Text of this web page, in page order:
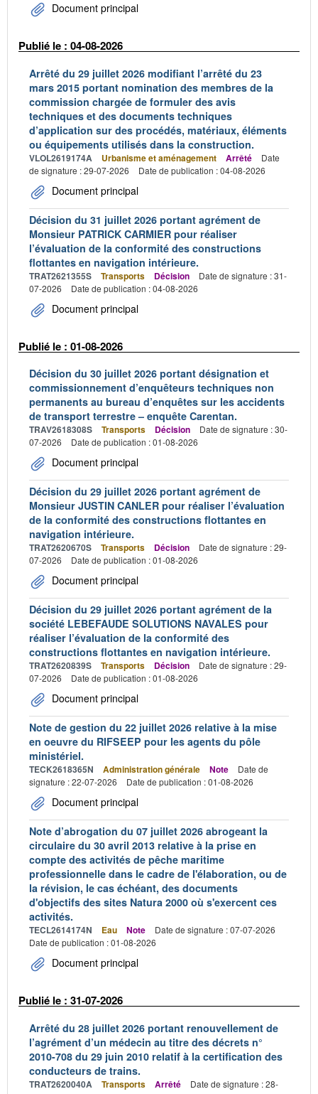
Document principal
Publié le : 04-08-2026
Arrêté du 29 juillet 2026 modifiant l’arrêté du 23
mars 2015 portant nomination des membres de la
commission chargée de formuler des avis
techniques et des documents techniques
d’application sur des procédés, matériaux, éléments
ou équipements utilisés dans la construction.
VLOL2619174A Urbanisme et aménagement Arrêté
Date
de signature : 29-07-2026
Date de publication : 04-08-2026
Document principal
Décision du 31 juillet 2026 portant agrément de
Monsieur PATRICK CARMIER pour réaliser
l’évaluation de la conformité des constructions
flottantes en navigation intérieure.
TRAT2621355S Transports Décision
Date de signature : 31-
07-2026
Date de publication : 04-08-2026
Document principal
Publié le : 01-08-2026
Décision du 30 juillet 2026 portant désignation et
commissionnement d’enquêteurs techniques non
permanents au bureau d’enquêtes sur les accidents
de transport terrestre – enquête Carentan.
TRAV2618308S Transports Décision
Date de signature : 30-
07-2026
Date de publication : 01-08-2026
Document principal
Décision du 29 juillet 2026 portant agrément de
Monsieur JUSTIN CANLER pour réaliser l’évaluation
de la conformité des constructions flottantes en
navigation intérieure.
TRAT2620670S Transports Décision
Date de signature : 29-
07-2026
Date de publication : 01-08-2026
Document principal
Décision du 29 juillet 2026 portant agrément de la
société LEBEFAUDE SOLUTIONS NAVALES pour
réaliser l’évaluation de la conformité des
constructions flottantes en navigation intérieure.
TRAT2620839S Transports Décision
Date de signature : 29-
07-2026
Date de publication : 01-08-2026
Document principal
Note de gestion du 22 juillet 2026 relative à la mise
en oeuvre du RIFSEEP pour les agents du pôle
ministériel.
TECK2618365N Administration générale Note
Date de
signature : 22-07-2026
Date de publication : 01-08-2026
Document principal
Note d’abrogation du 07 juillet 2026 abrogeant la
circulaire du 30 avril 2013 relative à la prise en
compte des activités de pêche maritime
professionnelle dans le cadre de l'élaboration, ou de
la révision, le cas échéant, des documents
d'objectifs des sites Natura 2000 où s'exercent ces
activités.
TECL2614174N Eau Note
Date de signature : 07-07-2026
Date de publication : 01-08-2026
Document principal
Publié le : 31-07-2026
Arrêté du 28 juillet 2026 portant renouvellement de
l’agrément d’un médecin au titre des décrets n°
2010-708 du 29 juin 2010 relatif à la certification des
conducteurs de trains.
TRAT2620040A Transports Arrêté
Date de signature : 28-